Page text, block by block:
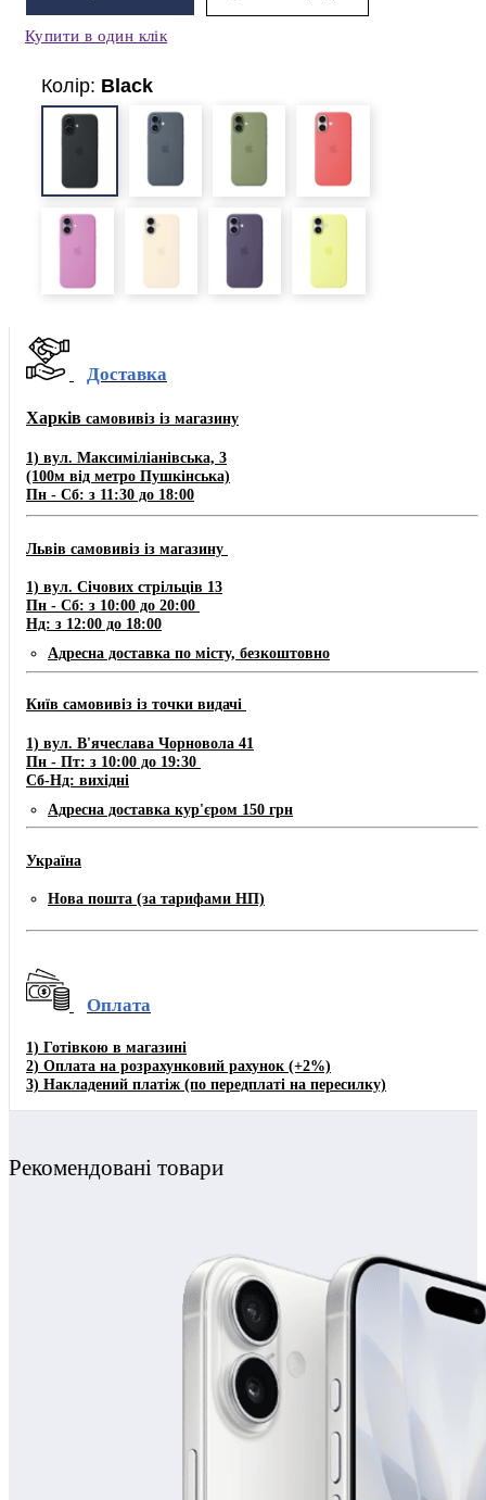
Купити в один клік
Колір: Black
Доставка
Харків самовивіз із магазину
1) вул. Максиміліанівська, 3
(100м від метро Пушкінська)
Пн - Сб: з 11:30 до 18:00
Львів самовивіз із магазину
​1) ​​​вул. Січових стрільців 13
Пн - Сб: з 10:00 до 20:00
Нд: з 12:00 до 18:00
Адресна доставка по місту, безкоштовно
Київ самовивіз із точки видачі
1) вул. В'ячеслава Чорновола 41
Пн - Пт: з 10:00 до 19:30
Сб-Нд: вихідні
Адресна доставка кур'єром 150 грн
Україна
Нова пошта (за тарифами НП)
Оплата
1) Готівкою в магазині
2) Оплата на розрахунковий рахунок (+2%)
3) Накладений платіж (по передплаті на пересилку)
Рекомендовані товари